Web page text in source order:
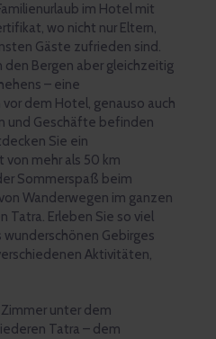
im Hotel mit
wo nicht nur Eltern,
Gäste zufrieden sind.
den Bergen aber gleichzeitig
– eine
dem Hotel, genauso auch
und Geschäfte befinden
Sie ein
von mehr als 50 km
Sommerspaß beim
Wanderwegen im ganzen
Tatra. Erleben Sie so viel
Gebirges
Aktivitäten,
Zimmer unter dem
Tatra – dem